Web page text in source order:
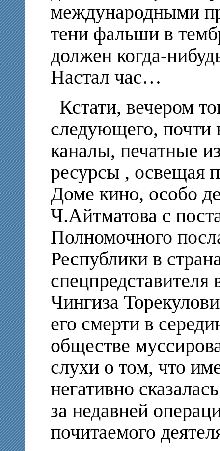
международными
тени фальши в
должен когда-
Настал час…
Кстати, вечером
следующего, почти
каналы, печатные
ресурсы , освещая
Доме кино, особо
Ч.Айтматова c
Полномочного
Республики в
Чингиза
его смерти в
обществе
слухи о том, что
негативно
за недавней
почитаемого